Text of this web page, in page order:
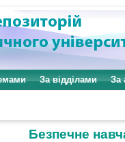
За відділами За
Безпечне